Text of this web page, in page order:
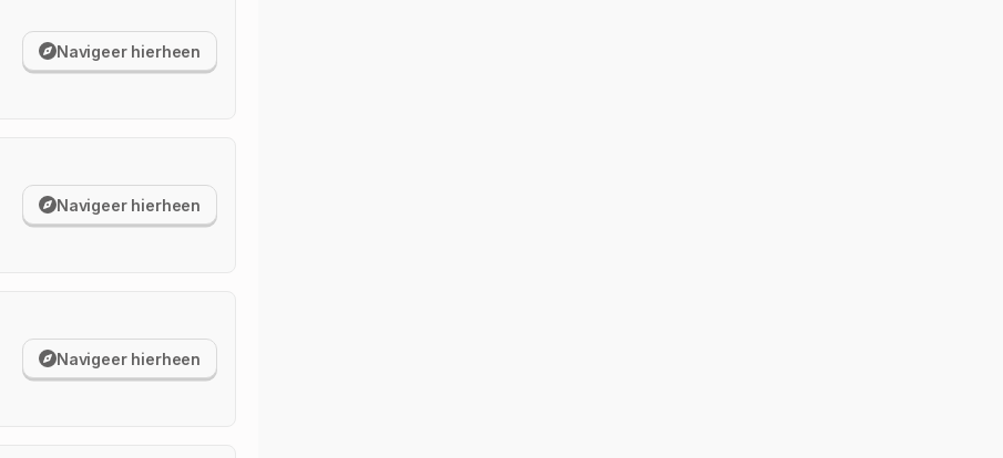
Navigeer hierheen
Navigeer hierheen
Navigeer hierheen